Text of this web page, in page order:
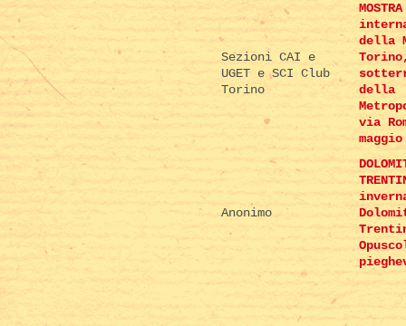
Sezioni CAI e
UGET e SCI Club
Torino
MOSTRA
della
della
via
Anonimo